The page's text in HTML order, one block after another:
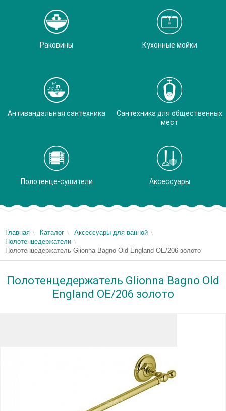
Раковины Кухонные мойки
Антивандальная сантехника
Сантехника для общественных
мест
Полотенце-сушители Аксессуары
Главная Каталог
Аксессуары для ванной
Полотенцедержатели
Полотенцедержатель Glionna Bagno Old England OE/206 золото
Полотенцедержатель Glionna Bagno Old
England OE/206 золото